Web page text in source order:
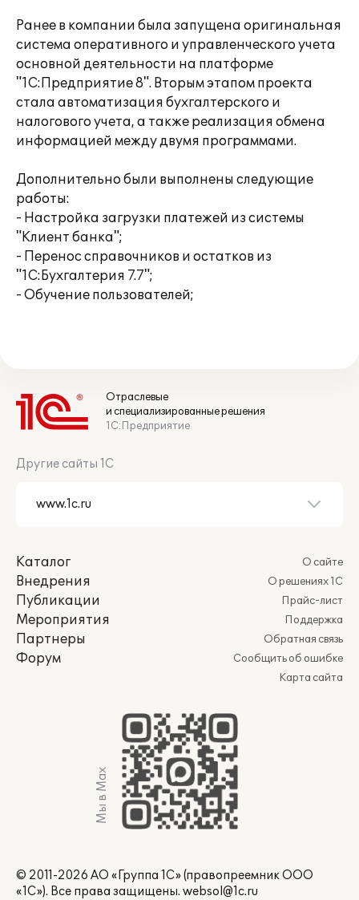
Ранее в компании была запущена оригинальная
система оперативного и управленческого учета
основной деятельности на платформе
"1С:Предприятие 8". Вторым этапом проекта
стала автоматизация бухгалтерского и
налогового учета, а также реализация обмена
информацией между двумя программами.
Дополнительно были выполнены следующие
работы:
- Настройка загрузки платежей из системы
"Клиент банка";
- Перенос справочников и остатков из
"1С:Бухгалтерия 7.7";
- Обучение пользователей;
Отраслевые
и специализированные решения
1С:Предприятие
Другие сайты 1С
Каталог
Внедрения
Публикации
Мероприятия
Партнеры
Форум
О сайте
О решениях 1С
Прайс-лист
Поддержка
Обратная связь
Сообщить об ошибке
Карта сайта
Мы в Max
© 2011-2026 АО «Группа 1С» (правопреемник ООО
«1С»). Все права защищены. websol@1c.ru